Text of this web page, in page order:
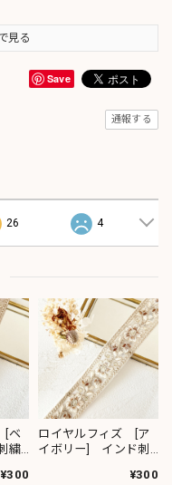
見る
Save
通報する
26 4
[ベ
繍
¥300
ロイヤルフィズ [ア
イボリー] インド刺
¥300